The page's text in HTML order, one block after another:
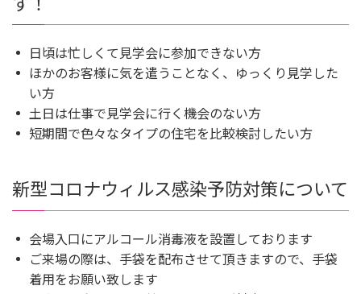
日頃は忙しくて見学会に参加できない方
ほかのお客様に気を遣うことなく、ゆっくり見学した
い方
土日は仕事で見学会に行く機会のない方
短期間で色々なタイプの住宅を比較検討したい方
新型コロナウィルス感染予防対策について
会場入口にアルコール消毒液を設置しております
ご来場の際は、手袋を配布させて頂きますので、手袋
着用をお願い致します